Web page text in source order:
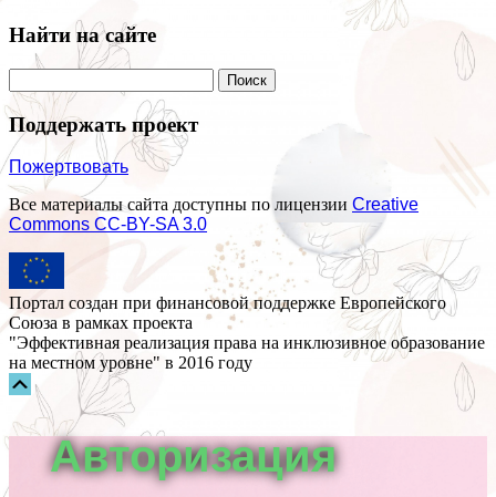
Найти на сайте
Поддержать проект
Пожертвовать
Все материалы сайта доступны по лицензии Creative
Commons СС-BY-SA 3.0
Портал создан при финансовой поддержке Европейского
Союза в рамках проекта
"Эффективная реализация права на инклюзивное образование
на местном уровне" в 2016 году
Прокрутка
вверх
Авторизация